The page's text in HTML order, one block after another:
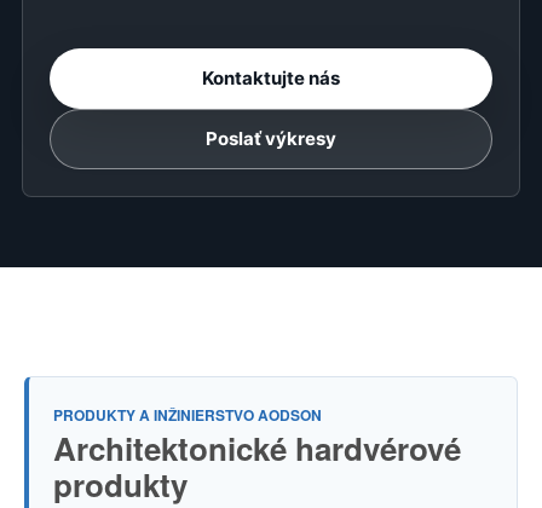
Kontaktujte nás
Poslať výkresy
PRODUKTY A INŽINIERSTVO AODSON
Architektonické hardvérové
produkty